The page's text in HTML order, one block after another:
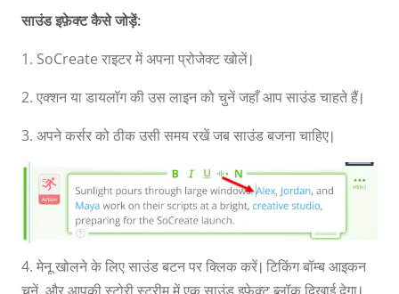
साउंड इफ़ेक्ट कैसे जोड़ें:
1. SoCreate राइटर में अपना प्रोजेक्ट खोलें।
2. एक्शन या डायलॉग की उस लाइन को चुनें जहाँ आप साउंड चाहते हैं।
3. अपने कर्सर को ठीक उसी समय रखें जब साउंड बजना चाहिए।
4. मेनू खोलने के लिए साउंड बटन पर क्लिक करें। टिकिंग बॉम्ब आइकन